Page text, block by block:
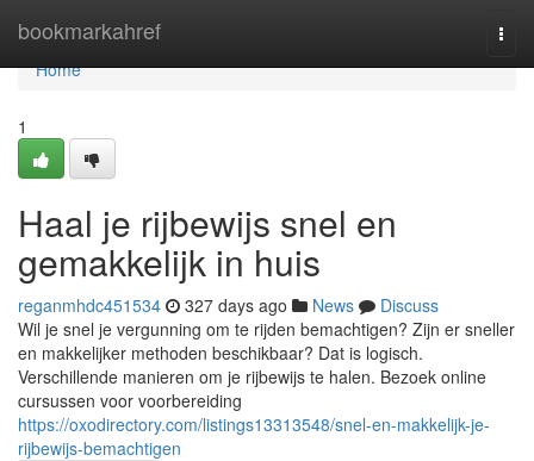
bookmarkahref
Home
Home
1
Haal je rijbewijs snel en
gemakkelijk in huis
reganmhdc451534 327 days ago News
Discuss
Wil je snel je vergunning om te rijden bemachtigen? Zijn er sneller
en makkelijker methoden beschikbaar? Dat is logisch.
Verschillende manieren om je rijbewijs te halen. Bezoek online
cursussen voor voorbereiding
https://oxodirectory.com/listings13313548/snel-en-makkelijk-je-
rijbewijs-bemachtigen